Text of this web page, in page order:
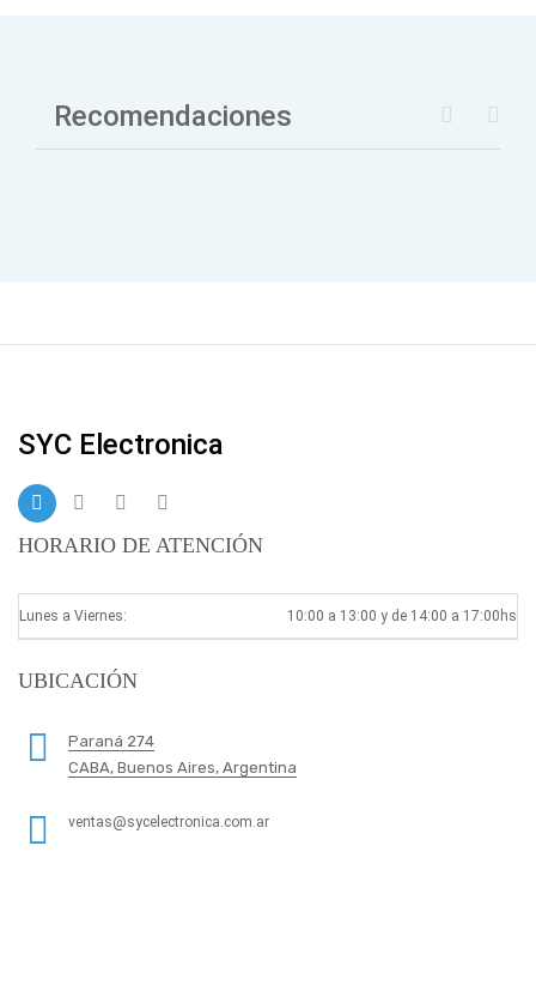
Recomendaciones
SYC Electronica
HORARIO DE ATENCIÓN
Lunes a Viernes: 10:00 a 13:00 y de 14:00 a 17:00hs
UBICACIÓN
Paraná 274
CABA, Buenos Aires, Argentina
ventas@sycelectronica.com.ar